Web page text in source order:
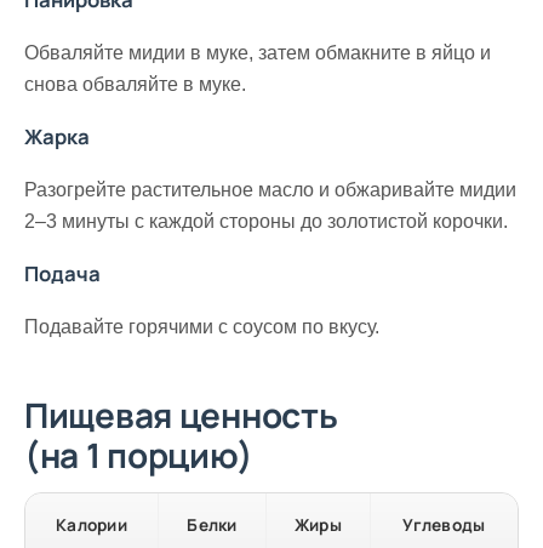
Обваляйте мидии в муке, затем обмакните в яйцо и
снова обваляйте в муке.
Жарка
Разогрейте растительное масло и обжаривайте мидии
2–3 минуты с каждой стороны до золотистой корочки.
Подача
Подавайте горячими с соусом по вкусу.
Пищевая ценность
(на 1 порцию)
Калории Белки Жиры Углеводы